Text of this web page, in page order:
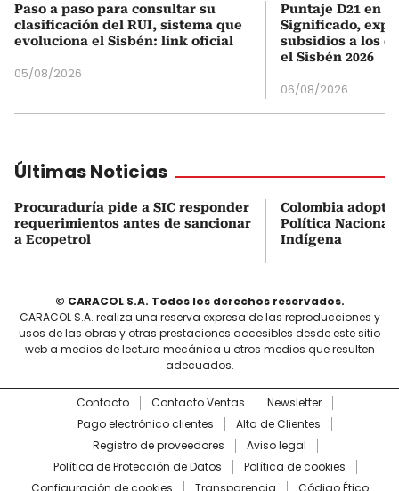
Paso a paso para consultar su
clasificación del RUI, sistema que
evoluciona el Sisbén: link oficial
05/08/2026
Puntaje D21 en
Significado,
subsidios a los
el Sisbén 2026
06/08/2026
Últimas Noticias
Procuraduría pide a SIC responder
requerimientos antes de sancionar
a Ecopetrol
Colombia
Política Nacional
Indígena
© CARACOL S.A. Todos los derechos reservados.
CARACOL S.A. realiza una reserva expresa de las reproducciones y
usos de las obras y otras prestaciones accesibles desde este sitio
web a medios de lectura mecánica u otros medios que resulten
adecuados.
Contacto Contacto Ventas
Newsletter
Pago electrónico clientes
Alta de Clientes
Registro de proveedores
Aviso legal
Política de Protección de Datos
Política de cookies
Configuración de cookies
Transparencia Código Ético